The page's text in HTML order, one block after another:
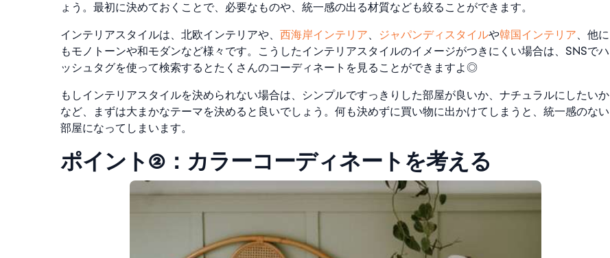
ょう。最初に決めておくことで、必要なものや、統一感の出る材質なども絞ることができます。
インテリアスタイルは、北欧インテリアや、 西海岸インテリア、 ジャパンディスタイルや韓国インテリア、他に
もモノトーンや和モダンなど様々です。こうしたインテリアスタイルのイメージがつきにくい場合は、SNSでハ
ッシュタグを使って検索するとたくさんのコーディネートを見ることができますよ◎
もしインテリアスタイルを決められない場合は、シンプルですっきりした部屋が良いか、ナチュラルにしたいか
など、まずは大まかなテーマを決めると良いでしょう。 何も決めずに買い物に出かけてしまうと、統一感のない
部屋になってしまいます。
ポイント②：カラーコーディネートを考える